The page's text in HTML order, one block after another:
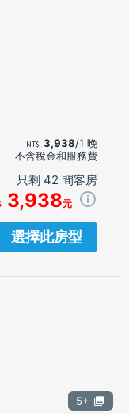
3,938/1 晚
不含稅金和服務費
只剩 42 間客房
3,938元
選擇此房型
5+